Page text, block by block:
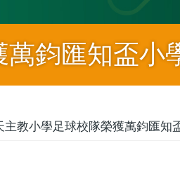
鈞匯知盃小
教小學足球校隊榮獲萬鈞匯知